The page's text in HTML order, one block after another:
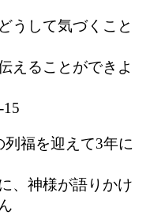
うして気づくこと
えることができよ
福を迎えて3年に
、神様が語りかけ